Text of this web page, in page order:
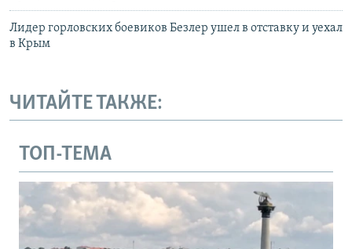
Лидер горловских боевиков Безлер ушел в отставку и уехал
в Крым
ЧИТАЙТЕ ТАКЖЕ:
ТОП-ТЕМА